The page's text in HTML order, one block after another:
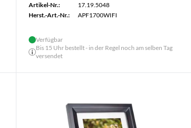
Artikel-Nr.:
17.19.5048
Herst.-Art.-Nr.:
APF1700WIFI
Verfügbar
Bis 15 Uhr bestellt - in der Regel noch am selben Tag
versendet